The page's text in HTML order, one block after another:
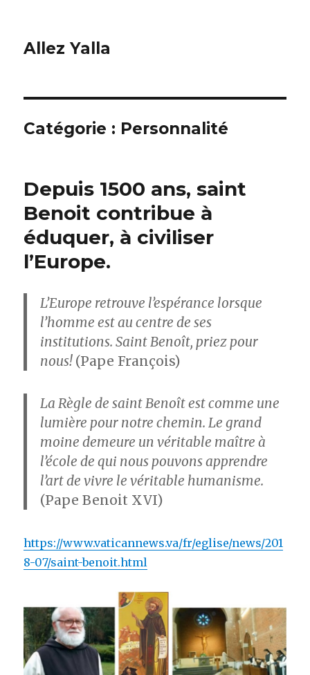
Allez Yalla
Catégorie : Personnalité
Depuis 1500 ans, saint
Benoit contribue à
éduquer, à civiliser
l’Europe.
L’Europe retrouve l’espérance lorsque
l’homme est au centre de ses
institutions. Saint Benoît, priez pour
nous! (Pape François)
La Règle de saint Benoît est comme une
lumière pour notre chemin. Le grand
moine demeure un véritable maître à
l’école de qui nous pouvons apprendre
l’art de vivre le véritable humanisme.
(Pape Benoit XVI)
https://www.vaticannews.va/fr/eglise/news/201
8-07/saint-benoit.html